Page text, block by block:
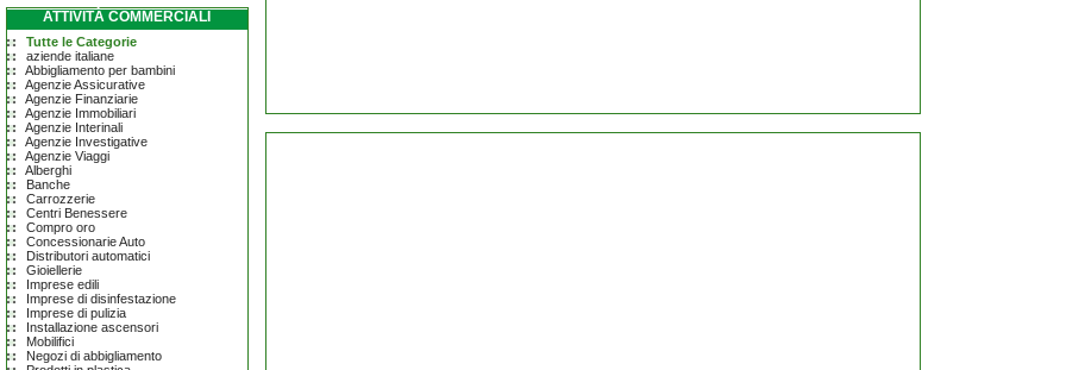
ATTIVITÀ COMMERCIALI
Tutte le Categorie
aziende italiane
Abbigliamento per bambini
Agenzie Assicurative
Agenzie Finanziarie
Agenzie Immobiliari
Agenzie Interinali
Agenzie Investigative
Agenzie Viaggi
Alberghi
Banche
Carrozzerie
Centri Benessere
Compro oro
Concessionarie Auto
Distributori automatici
Gioiellerie
Imprese edili
Imprese di disinfestazione
Imprese di pulizia
Installazione ascensori
Mobilifici
Negozi di abbigliamento